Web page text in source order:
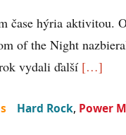
čase hýria aktivitou.
of the Night
vydali ďalší […]
Hard Rock, Power